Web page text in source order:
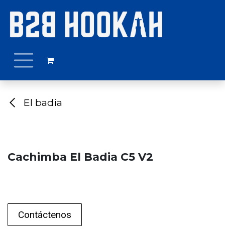
El badia
Cachimba El Badia C5 V2
Contáctenos